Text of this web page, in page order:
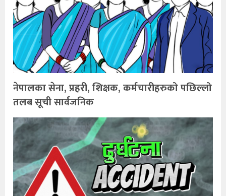
नेपालका सेना, प्रहरी, शिक्षक, कर्मचारीहरुको पछिल्लो
तलब सूची सार्वजनिक